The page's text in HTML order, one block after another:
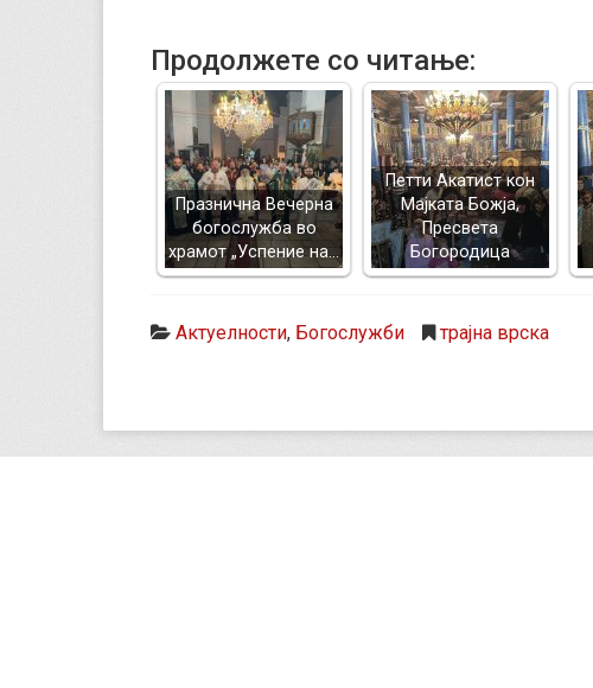
Продолжете со читање:
Празнична Вечерна
богослужба во
храмот „Успение на…
Петти Акатист кон
Мајката Божја,
Пресвета
Богородица
Актуелности, Богослужби трајна врска